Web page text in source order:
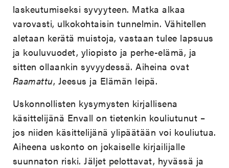
laskeutumiseksi syvyyteen. Matka alkaa
varovasti, ulkokohtaisin tunnelmin. Vähitellen
aletaan kerätä muistoja, vastaan tulee lapsuus
ja kouluvuodet, yliopisto ja perhe-elämä, ja
sitten ollaankin syvyydessä. Aiheina ovat
Raamattu, Jeesus ja Elämän leipä.
Uskonnollisten kysymysten kirjallisena
käsittelijänä Envall on tietenkin kouliutunut –
jos niiden käsittelijänä ylipäätään voi kouliutua.
Aiheena uskonto on jokaiselle kirjailijalle
suunnaton riski. Jäljet pelottavat, hyvässä ja